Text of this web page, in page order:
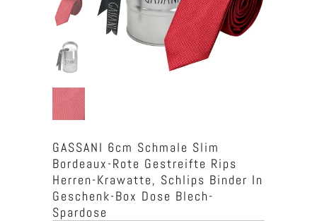
GASSANI 6cm Schmale Slim
Bordeaux-Rote Gestreifte Rips
Herren-Krawatte, Schlips Binder In
Geschenk-Box Dose Blech-
Spardose